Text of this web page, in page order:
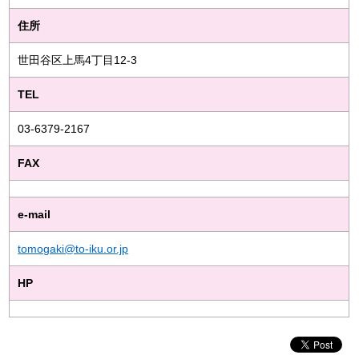
住所
世田谷区上馬4丁目12-3
TEL
03-6379-2167
FAX
e-mail
tomogaki@to-iku.or.jp
HP